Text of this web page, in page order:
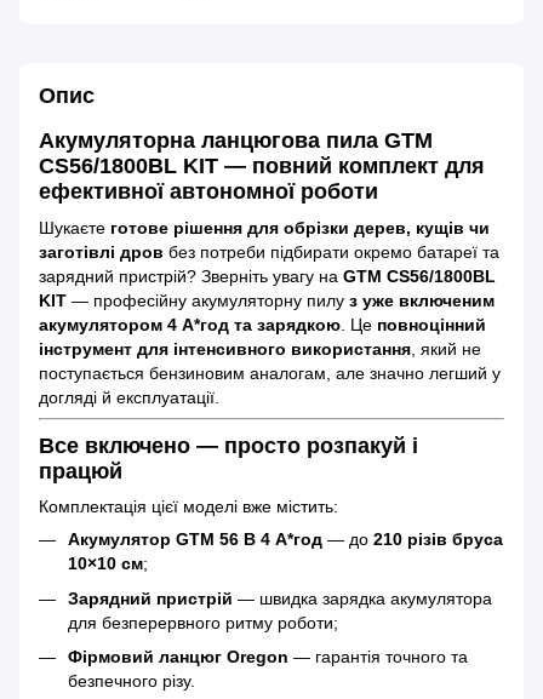
Опис
Акумуляторна ланцюгова пила GTM
CS56/1800BL KIT — повний комплект для
ефективної автономної роботи
Шукаєте готове рішення для обрізки дерев, кущів чи
заготівлі дров без потреби підбирати окремо батареї та
зарядний пристрій? Зверніть увагу на GTM CS56/1800BL
KIT — професійну акумуляторну пилу з уже включеним
акумулятором 4 А*год та зарядкою . Це повноцінний
інструмент для інтенсивного використання , який не
поступається бензиновим аналогам, але значно легший у
догляді й експлуатації.
Все включено — просто розпакуй і
працюй
Комплектація цієї моделі вже містить:
Акумулятор GTM 56 В 4 А*год — до 210 різів бруса
10×10 см;
Зарядний пристрій — швидка зарядка акумулятора
для безперервного ритму роботи;
Фірмовий ланцюг Oregon — гарантія точного та
безпечного різу.